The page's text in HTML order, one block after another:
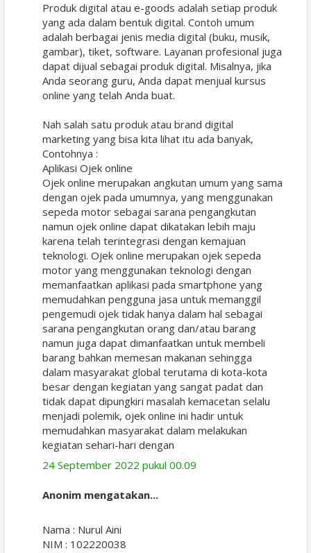
Produk digital atau e-goods adalah setiap produk
yang ada dalam bentuk digital. Contoh umum
adalah berbagai jenis media digital (buku, musik,
gambar), tiket, software. Layanan profesional juga
dapat dijual sebagai produk digital. Misalnya, jika
Anda seorang guru, Anda dapat menjual kursus
online yang telah Anda buat.
Nah salah satu produk atau brand digital
marketing yang bisa kita lihat itu ada banyak,
Contohnya :
Aplikasi Ojek online
Ojek online merupakan angkutan umum yang sama
dengan ojek pada umumnya, yang menggunakan
sepeda motor sebagai sarana pengangkutan
namun ojek online dapat dikatakan lebih maju
karena telah terintegrasi dengan kemajuan
teknologi. Ojek online merupakan ojek sepeda
motor yang menggunakan teknologi dengan
memanfaatkan aplikasi pada smartphone yang
memudahkan pengguna jasa untuk memanggil
pengemudi ojek tidak hanya dalam hal sebagai
sarana pengangkutan orang dan/atau barang
namun juga dapat dimanfaatkan untuk membeli
barang bahkan memesan makanan sehingga
dalam masyarakat global terutama di kota-kota
besar dengan kegiatan yang sangat padat dan
tidak dapat dipungkiri masalah kemacetan selalu
menjadi polemik, ojek online ini hadir untuk
memudahkan masyarakat dalam melakukan
kegiatan sehari-hari dengan
24 September 2022 pukul 00.09
Anonim mengatakan...
Nama : Nurul Aini
NIM : 102220038